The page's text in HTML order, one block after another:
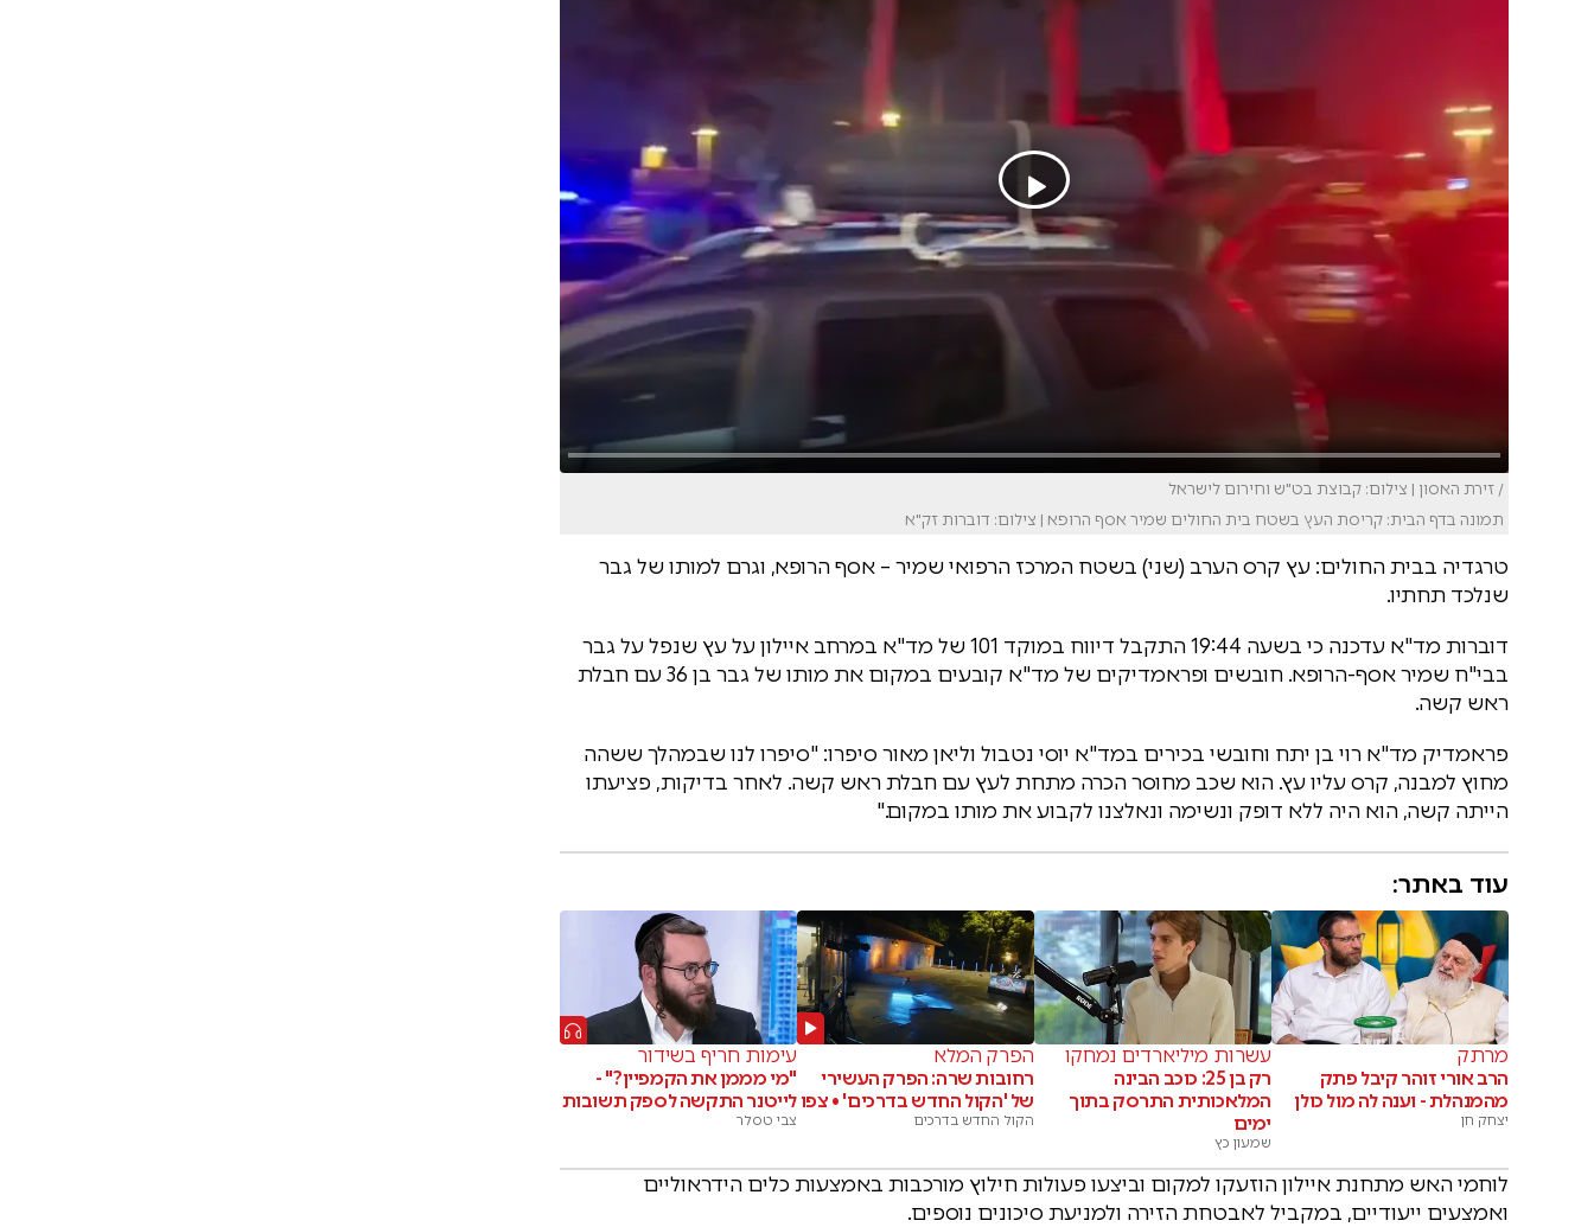
/ זירת האסון | צילום: קבוצת בט"ש וחירום לישראל
תמונה בדף הבית: קריסת העץ בשטח בית החולים שמיר אסף הרופא | צילום: דוברות זק"א
טרגדיה בבית החולים: עץ קרס הערב (שני) בשטח המרכז הרפואי שמיר – אסף הרופא, וגרם למותו של גבר
שנלכד תחתיו.
דוברות מד"א עדכנה כי בשעה 19:44 התקבל דיווח במוקד 101 של מד"א במרחב איילון על עץ שנפל על גבר
בבי"ח שמיר אסף-הרופא. חובשים ופראמדיקים של מד"א קובעים במקום את מותו של גבר בן 36 עם חבלת
ראש קשה.
פראמדיק מד"א רוי בן יתח וחובשי בכירים במד"א יוסי נטבול וליאן מאור סיפרו: "סיפרו לנו שבמהלך ששהה
מחוץ למבנה, קרס עליו עץ. הוא שכב מחוסר הכרה מתחת לעץ עם חבלת ראש קשה. לאחר בדיקות, פציעתו
הייתה קשה, הוא היה ללא דופק ונשימה ונאלצנו לקבוע את מותו במקום."
עוד באתר:
מרתק
הרב אורי זוהר קיבל פתק
מהמנהלת - וענה לה מול כולן
יצחק חן
עשרות מיליארדים נמחקו
רק בן 25: כוכב הבינה
המלאכותית התרסק בתוך
ימים
שמעון כץ
הפרק המלא
רחובות שרה: הפרק העשירי
של 'הקול החדש בדרכים' • צפו
הקול החדש בדרכים
עימות חריף בשידור
"מי מממן את הקמפיין?" -
לייטנר התקשה לספק תשובות
צבי טסלר
לוחמי האש מתחנת איילון הוזעקו למקום וביצעו פעולות חילוץ מורכבות באמצעות כלים הידראוליים
ואמצעים ייעודיים, במקביל לאבטחת הזירה ולמניעת סיכונים נוספים.